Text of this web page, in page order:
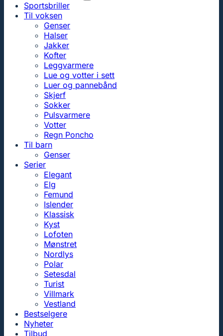
Sportsbriller
Til voksen
Genser
Halser
Jakker
Kofter
Leggvarmere
Lue og votter i sett
Luer og pannebånd
Skjerf
Sokker
Pulsvarmere
Votter
Regn Poncho
Til barn
Genser
Serier
Elegant
Elg
Femund
Islender
Klassisk
Kyst
Lofoten
Mønstret
Nordlys
Polar
Setesdal
Turist
Villmark
Vestland
Bestselgere
Nyheter
Tilbud